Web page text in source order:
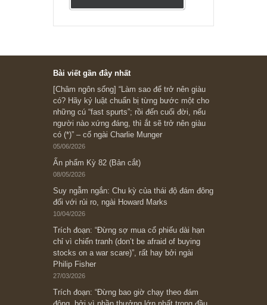
Ấn phẩm lẻ Kỳ 81 đến 83
Ấn phẩm cũ Kỳ 78 đến 80